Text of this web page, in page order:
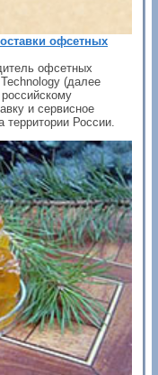
офсетных
офсетных
(далее
и сервисное
России.